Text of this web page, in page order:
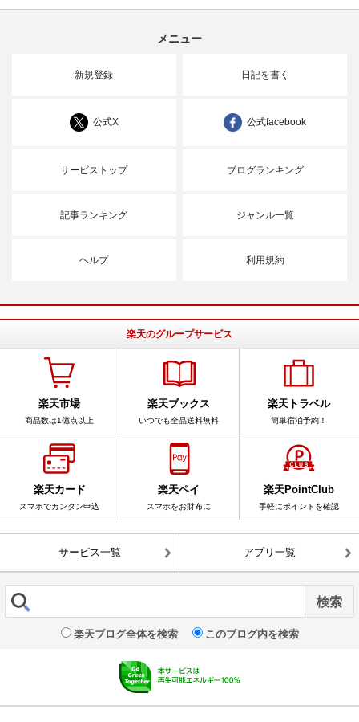
メニュー
新規登録 日記を書く
公式X 公式facebook
サービストップ ブログランキング
記事ランキング ジャンル一覧
ヘルプ 利用規約
楽天のグループサービス
楽天市場
商品数は1億点以上
楽天ブックス
いつでも全品送料無料
楽天トラベル
簡単宿泊予約！
楽天カード
スマホでカンタン申込
楽天ペイ
スマホをお財布に
楽天PointClub
手軽にポイントを確認
サービス一覧 アプリ一覧
楽天ブログ全体を検索 このブログ内を検索